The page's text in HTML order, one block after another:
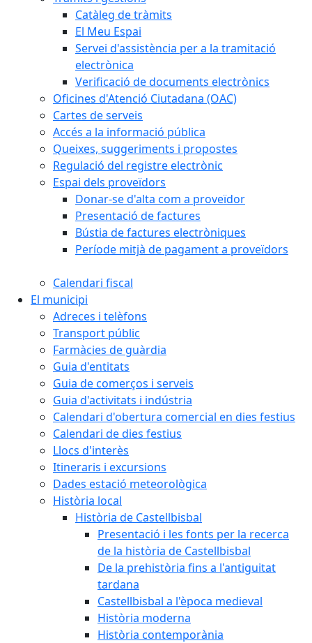
Catàleg de tràmits
El Meu Espai
Servei d'assistència per a la tramitació
electrònica
Verificació de documents electrònics
Oficines d'Atenció Ciutadana (OAC)
Cartes de serveis
Accés a la informació pública
Queixes, suggeriments i propostes
Regulació del registre electrònic
Espai dels proveïdors
Donar-se d'alta com a proveïdor
Presentació de factures
Bústia de factures electròniques
Període mitjà de pagament a proveïdors
Calendari fiscal
El municipi
Adreces i telèfons
Transport públic
Farmàcies de guàrdia
Guia d'entitats
Guia de comerços i serveis
Guia d'activitats i indústria
Calendari d'obertura comercial en dies festius
Calendari de dies festius
Llocs d'interès
Itineraris i excursions
Dades estació meteorològica
Història local
Història de Castellbisbal
Presentació i les fonts per la recerca
de la història de Castellbisbal
De la prehistòria fins a l'antiguitat
tardana
Castellbisbal a l'època medieval
Història moderna
Història contemporània